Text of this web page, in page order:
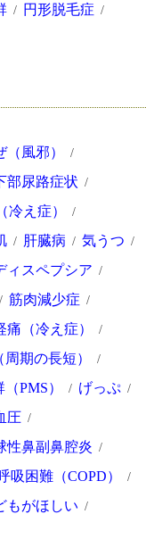
円形脱毛症
（風邪）
部尿路症状
冷え症）
肝臓病
気うつ
ィスペプシア
筋肉減少症
痛（冷え症）
期の長短）
PMS）
げっぷ
圧
性鼻副鼻腔炎
吸困難（COPD）
もがほしい